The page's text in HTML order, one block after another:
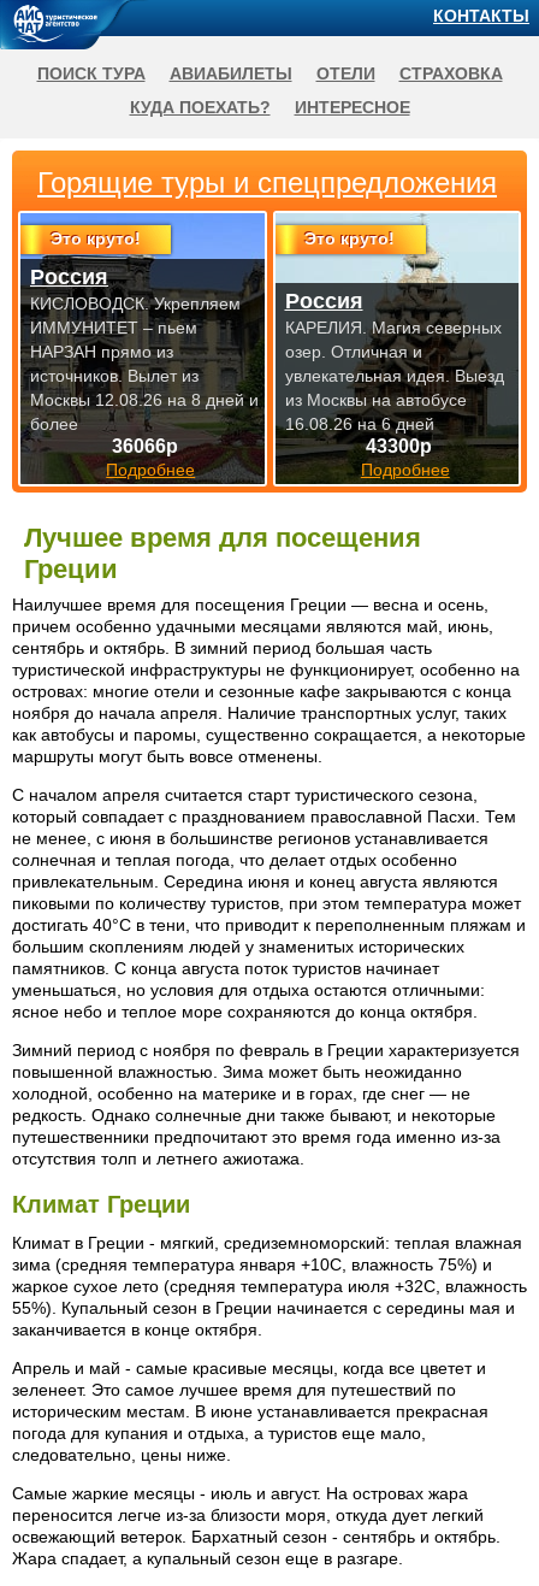
Лучшее время для посещения
Греции
Наилучшее время для посещения Греции — весна и осень,
причем особенно удачными месяцами являются май, июнь,
сентябрь и октябрь. В зимний период большая часть
туристической инфраструктуры не функционирует, особенно на
островах: многие отели и сезонные кафе закрываются с конца
ноября до начала апреля. Наличие транспортных услуг, таких
как автобусы и паромы, существенно сокращается, а некоторые
маршруты могут быть вовсе отменены.
С началом апреля считается старт туристического сезона,
который совпадает с празднованием православной Пасхи. Тем
не менее, с июня в большинстве регионов устанавливается
солнечная и теплая погода, что делает отдых особенно
привлекательным. Середина июня и конец августа являются
пиковыми по количеству туристов, при этом температура может
достигать 40°C в тени, что приводит к переполненным пляжам и
большим скоплениям людей у знаменитых исторических
памятников. С конца августа поток туристов начинает
уменьшаться, но условия для отдыха остаются отличными:
ясное небо и теплое море сохраняются до конца октября.
Зимний период с ноября по февраль в Греции характеризуется
повышенной влажностью. Зима может быть неожиданно
холодной, особенно на материке и в горах, где снег — не
редкость. Однако солнечные дни также бывают, и некоторые
путешественники предпочитают это время года именно из-за
отсутствия толп и летнего ажиотажа.
Климат Греции
Климат в Греции - мягкий, средиземноморский: теплая влажная
зима (средняя температура января +10С, влажность 75%) и
жаркое сухое лето (средняя температура июля +32С, влажность
55%). Купальный сезон в Греции начинается с середины мая и
заканчивается в конце октября.
Апрель и май - самые красивые месяцы, когда все цветет и
зеленеет. Это самое лучшее время для путешествий по
историческим местам. В июне устанавливается прекрасная
погода для купания и отдыха, а туристов еще мало,
следовательно, цены ниже.
Самые жаркие месяцы - июль и август. На островах жара
переносится легче из-за близости моря, откуда дует легкий
освежающий ветерок. Бархатный сезон - сентябрь и октябрь.
Жара спадает, а купальный сезон еще в разгаре.
Горящие туры и спецпредложения
Это круто!
36066р
Подробнее
Россия
КИСЛОВОДСК. Укрепляем
ИММУНИТЕТ – пьем
НАРЗАН прямо из
источников.Вылет из
Москвы 12.08.26 на 8 дней и
более
Это круто!
43300р
Подробнее
Россия
КАРЕЛИЯ. Магия северных
озер. Отличная и
увлекательная идея.Выезд
из Москвы на автобусе
16.08.26 на 6 дней
КОНТАКТЫ
ПОИСК ТУРА АВИАБИЛЕТЫ ОТЕЛИ
СТРАХОВКА
КУДА ПОЕХАТЬ?
ИНТЕРЕСНОЕ